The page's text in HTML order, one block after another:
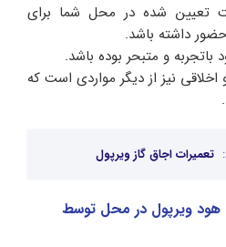
تعیین شده در محل شما برای
داشته باشد.
باتجربه و متبحر بوده باشد.
نیز از دیگر مواردی است که
تعمیرات اجاق گاز ویرپول
هود ویرپول در محل توسط